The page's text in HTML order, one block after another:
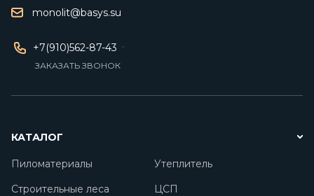
monolit@basys.su
+7(910)562-87-43
ЗАКАЗАТЬ ЗВОНОК
КАТАЛОГ
Пиломатериалы
Утеплитель
Строительные леса
ЦСП